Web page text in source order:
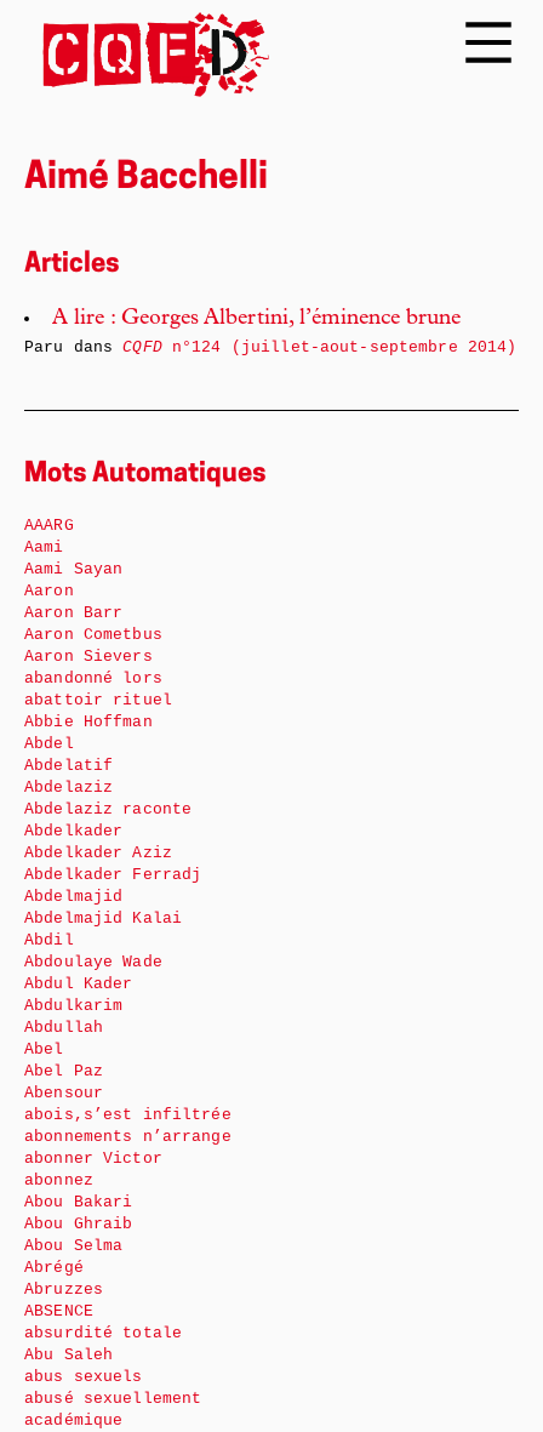
Aimé Bacchelli
Articles
A lire : Georges Albertini, l’éminence brune
Paru dansCQFDn°124 (juillet-aout-septembre 2014)
Mots Automatiques
AAARG
Aami
Aami Sayan
Aaron
Aaron Barr
Aaron Cometbus
Aaron Sievers
abandonné lors
abattoir rituel
Abbie Hoffman
Abdel
Abdelatif
Abdelaziz
Abdelaziz raconte
Abdelkader
Abdelkader Aziz
Abdelkader Ferradj
Abdelmajid
Abdelmajid Kalai
Abdil
Abdoulaye Wade
Abdul Kader
Abdulkarim
Abdullah
Abel
Abel Paz
Abensour
abois,s’est infiltrée
abonnements n’arrange
abonner Victor
abonnez
Abou Bakari
Abou Ghraib
Abou Selma
Abrégé
Abruzzes
ABSENCE
absurdité totale
Abu Saleh
abus sexuels
abusé sexuellement
académique